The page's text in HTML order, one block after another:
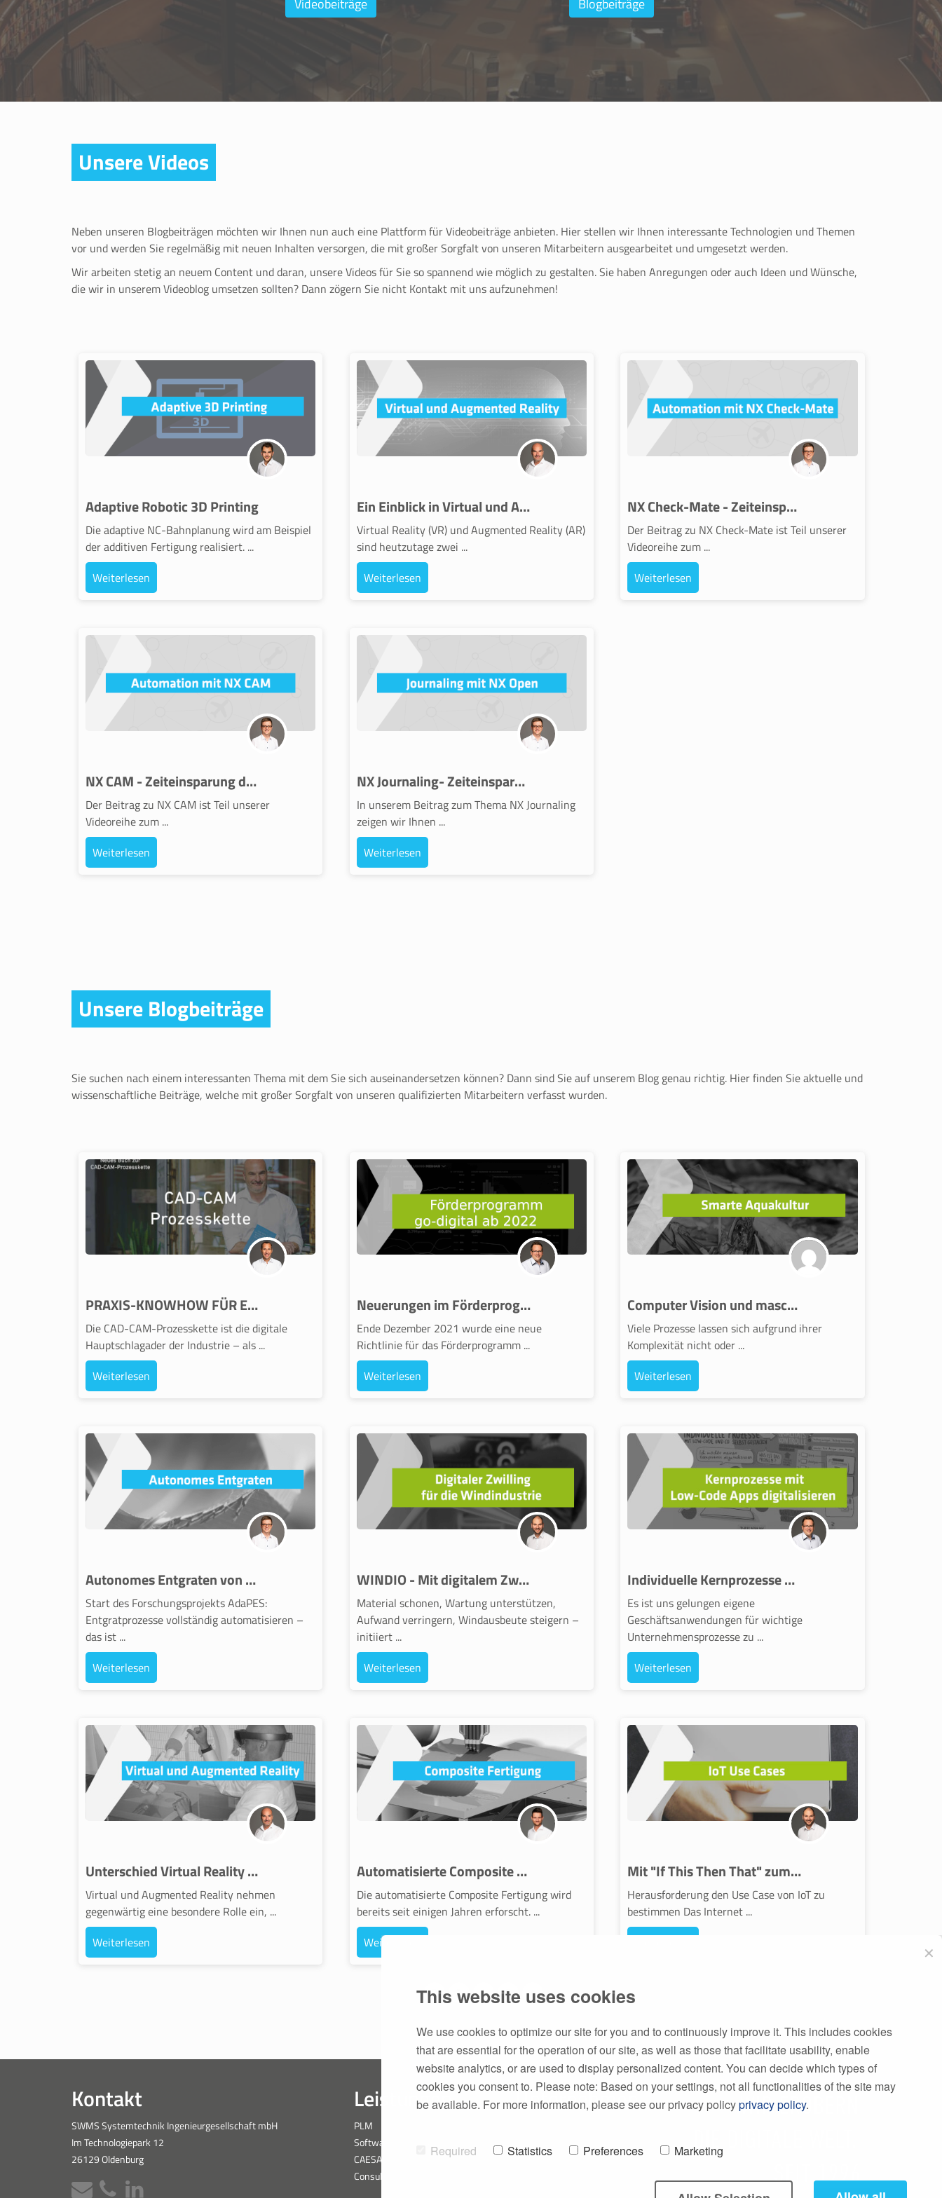
Videobeiträge Blogbeiträge
Unsere Videos
Neben unseren Blogbeiträgen möchten wir Ihnen nun auch eine Plattform für Videobeiträge anbieten. Hier stellen wir Ihnen interessante Technologien und Themen
vor und werden Sie regelmäßig mit neuen Inhalten versorgen, die mit großer Sorgfalt von unseren Mitarbeitern ausgearbeitet und umgesetzt werden.
Wir arbeiten stetig an neuem Content und daran, unsere Videos für Sie so spannend wie möglich zu gestalten. Sie haben Anregungen oder auch Ideen und Wünsche,
die wir in unserem Videoblog umsetzen sollten? Dann zögern Sie nicht Kontakt mit uns aufzunehmen!
Adaptive Robotic 3D Printing
Die adaptive NC-Bahnplanung wird am Beispiel
der additiven Fertigung realisiert. ...
Weiterlesen
Ein Einblick in Virtual und Augmented Reality
Virtual Reality (VR) und Augmented Reality (AR)
sind heutzutage zwei ...
Weiterlesen
NX Check-Mate - Zeiteinsparung durch Automation
Der Beitrag zu NX Check-Mate ist Teil unserer
Videoreihe zum ...
Weiterlesen
NX CAM - Zeiteinsparung durch Automation
Der Beitrag zu NX CAM ist Teil unserer
Videoreihe zum ...
Weiterlesen
NX Journaling- Zeiteinsparung durch Automation
In unserem Beitrag zum Thema NX Journaling
zeigen wir Ihnen ...
Weiterlesen
Unsere Blogbeiträge
Sie suchen nach einem interessanten Thema mit dem Sie sich auseinandersetzen können? Dann sind Sie auf unserem Blog genau richtig. Hier finden Sie aktuelle und
wissenschaftliche Beiträge, welche mit großer Sorgfalt von unseren qualifizierten Mitarbeitern verfasst wurden.
PRAXIS-KNOWHOW FÜR ENTSCHEIDER IN DER INDUSTRIE – Neues Buch zur CAD-CAM-Prozesskette und zum Knowledge Based Engineering
Die CAD-CAM-Prozesskette ist die digitale
Hauptschlagader der Industrie – als ...
Weiterlesen
Neuerungen im Förderprogramm go-digital ab 2022
Ende Dezember 2021 wurde eine neue
Richtlinie für das Förderprogramm ...
Weiterlesen
Computer Vision und maschinelles Lernen für die Optimierung komplexerer Steuerungsprozesse
Viele Prozesse lassen sich aufgrund ihrer
Komplexität nicht oder ...
Weiterlesen
Autonomes Entgraten von Strukturbauteilen
Start des Forschungsprojekts AdaPES:
Entgratprozesse vollständig automatisieren –
das ist ...
Weiterlesen
WINDIO - Mit digitalem Zwilling zur optimierten Windenergieanlage
Material schonen, Wartung unterstützen,
Aufwand verringern, Windausbeute steigern –
initiiert ...
Weiterlesen
Individuelle Kernprozesse mit Low-Code Apps digitalisieren
Es ist uns gelungen eigene
Geschäftsanwendungen für wichtige
Unternehmensprozesse zu ...
Weiterlesen
Unterschied Virtual Reality und Augmented Reality verstehen
Virtual und Augmented Reality nehmen
gegenwärtig eine besondere Rolle ein, ...
Weiterlesen
Automatisierte Composite Fertigung und ihre langfristigen Möglichkeiten
Die automatisierte Composite Fertigung wird
bereits seit einigen Jahren erforscht. ...
Weiterlesen
Mit "If This Then That" zum Use Case für das Internet der Dinge
Herausforderung den Use Case von IoT zu
bestimmen Das Internet ...
2 3 4 5
Kontakt
SWMS Systemtechnik Ingenieurgesellschaft mbH
Im Technologiepark 12
26129 Oldenburg
Leistungen
PLM
Softwareentwicklung
CAESA
Consulting
Unternehmen
Philosophie
✕
This website uses cookies
We use cookies to optimize our site for you and to continuously improve it. This includes cookies
that are essential for the operation of our site, as well as those that facilitate usability, enable
website analytics, or are used to display personalized content. You can decide which types of
cookies you consent to. Please note: Based on your settings, not all functionalities of the site may
be available. For more information, please see our privacy policyprivacy policy.
Required Statistics Preferences Marketing